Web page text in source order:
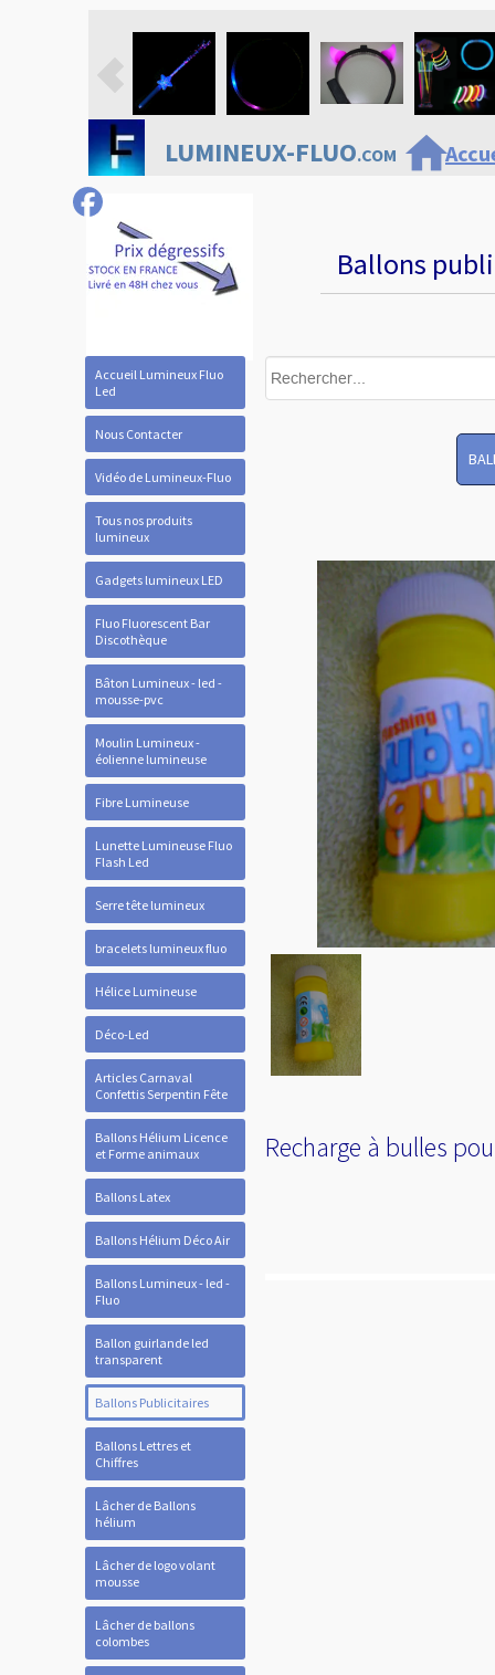
Accueil Lumineux Fluo
Led
Nous Contacter
Vidéo de Lumineux-Fluo
Tous nos produits
lumineux
Gadgets lumineux LED
Fluo Fluorescent Bar
Discothèque
Bâton Lumineux - led -
mousse-pvc
Moulin Lumineux -
éolienne lumineuse
Fibre Lumineuse
Lunette Lumineuse Fluo
Flash Led
Serre tête lumineux
bracelets lumineux fluo
Hélice Lumineuse
Déco-Led
Articles Carnaval
Confettis Serpentin Fête
Ballons Hélium Licence
et Forme animaux
Ballons Latex
Ballons Hélium Déco Air
Ballons Lumineux - led -
Fluo
Ballon guirlande led
transparent
Ballons Publicitaires
Ballons Lettres et
Chiffres
Lâcher de Ballons
hélium
Lâcher de logo volant
mousse
Lâcher de ballons
colombes
LUMINEUX-FLUO.COMhome
Ballons
Recharge à bulles